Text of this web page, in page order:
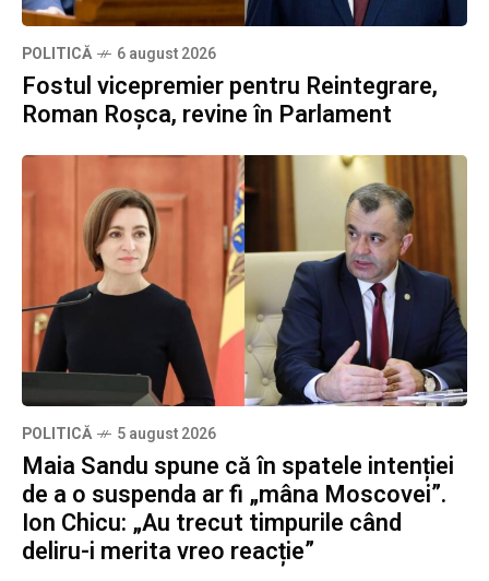
POLITICĂ 6 august 2026
Fostul vicepremier pentru Reintegrare,
Roman Roșca, revine în Parlament
POLITICĂ 5 august 2026
Maia Sandu spune că în spatele intenției
de a o suspenda ar fi „mâna Moscovei”.
Ion Chicu: „Au trecut timpurile când
deliru-i merita vreo reacție”